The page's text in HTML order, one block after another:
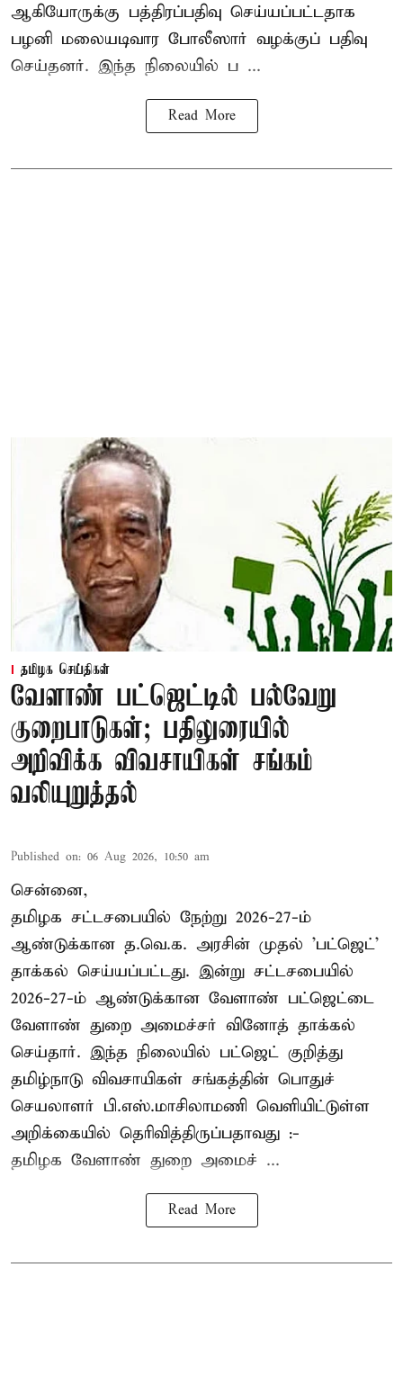
ஆகியோருக்கு பத்திரப்பதிவு செய்யப்பட்டதாக
பழனி மலையடிவார போலீஸார் வழக்குப் பதிவு
செய்தனர். இந்த நிலையில் ப ...
Read More
தமிழக செய்திகள்
வேளாண் பட்ஜெட்டில் பல்வேறு
குறைபாடுகள்; பதிலுரையில்
அறிவிக்க விவசாயிகள் சங்கம்
வலியுறுத்தல்
Published on: 06 Aug 2026, 10:50 am
சென்னை,
தமிழக சட்டசபையில் நேற்று 2026-27-ம்
ஆண்டுக்கான த.வெ.க. அரசின் முதல் 'பட்ஜெட்'
தாக்கல் செய்யப்பட்டது. இன்று சட்டசபையில்
2026-27-ம் ஆண்டுக்கான வேளாண் பட்ஜெட்டை
வேளாண் துறை அமைச்சர் வினோத் தாக்கல்
செய்தார். இந்த நிலையில் பட்ஜெட் குறித்து
தமிழ்நாடு விவசாயிகள் சங்கத்தின் பொதுச்
செயலாளர் பி.எஸ்.மாசிலாமணி வெளியிட்டுள்ள
அறிக்கையில் தெரிவித்திருப்பதாவது :-
தமிழக வேளாண் துறை அமைச் ...
Read More